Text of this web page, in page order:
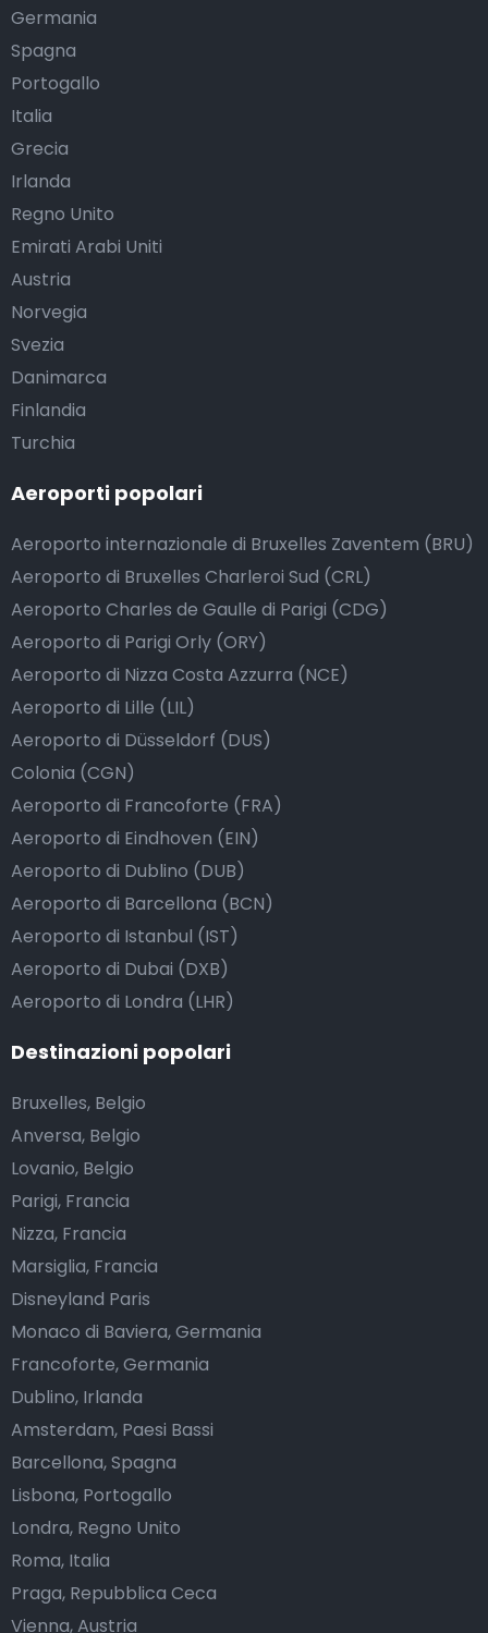
Germania
Spagna
Portogallo
Italia
Grecia
Irlanda
Regno Unito
Emirati Arabi Uniti
Austria
Norvegia
Svezia
Danimarca
Finlandia
Turchia
Aeroporti popolari
Aeroporto internazionale di Bruxelles Zaventem (BRU)
Aeroporto di Bruxelles Charleroi Sud (CRL)
Aeroporto Charles de Gaulle di Parigi (CDG)
Aeroporto di Parigi Orly (ORY)
Aeroporto di Nizza Costa Azzurra (NCE)
Aeroporto di Lille (LIL)
Aeroporto di Düsseldorf (DUS)
Colonia (CGN)
Aeroporto di Francoforte (FRA)
Aeroporto di Eindhoven (EIN)
Aeroporto di Dublino (DUB)
Aeroporto di Barcellona (BCN)
Aeroporto di Istanbul (IST)
Aeroporto di Dubai (DXB)
Aeroporto di Londra (LHR)
Destinazioni popolari
Bruxelles, Belgio
Anversa, Belgio
Lovanio, Belgio
Parigi, Francia
Nizza, Francia
Marsiglia, Francia
Disneyland Paris
Monaco di Baviera, Germania
Francoforte, Germania
Dublino, Irlanda
Amsterdam, Paesi Bassi
Barcellona, Spagna
Lisbona, Portogallo
Londra, Regno Unito
Roma, Italia
Praga, Repubblica Ceca
Vienna, Austria